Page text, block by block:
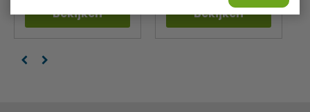
Bekijken Bekijken